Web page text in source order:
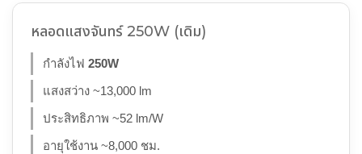
หลอดแสงจันทร์ 250W (เดิม)
กำลังไฟ 250W
แสงสว่าง ~13,000 lm
ประสิทธิภาพ ~52 lm/W
อายุใช้งาน ~8,000 ชม.